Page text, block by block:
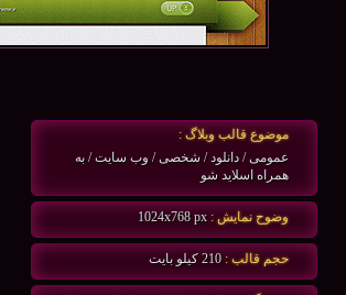
موضوع قالب وبلاگ :
عمومی / دانلود / شخصی / وب سایت / به
همراه اسلاید شو
وضوح نمايش :
حجم قالب : 210 كيلو بايت